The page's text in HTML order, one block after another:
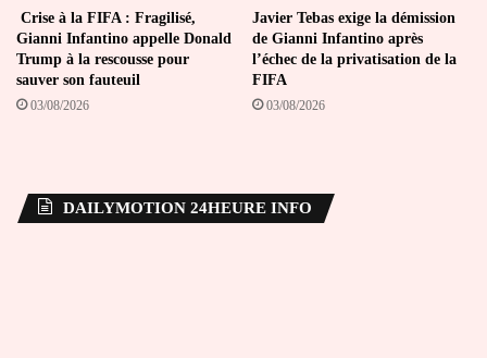
Crise à la FIFA : Fragilisé,
Gianni Infantino appelle Donald
Trump à la rescousse pour
sauver son fauteuil
03/08/2026
Javier Tebas exige la démission
de Gianni Infantino après
l’échec de la privatisation de la
FIFA
03/08/2026
DAILYMOTION 24HEURE INFO